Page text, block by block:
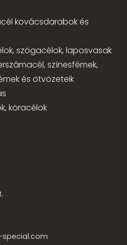
kovácsdarabok és
szögacélok, laposvasak
színesfémek,
és ötvözeteik
köracélok